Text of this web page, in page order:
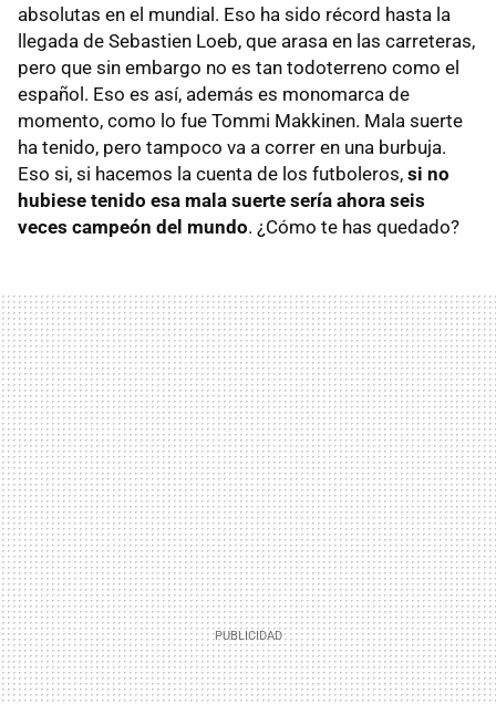
absolutas en el mundial. Eso ha sido récord hasta la
llegada de Sebastien Loeb, que arasa en las carreteras,
pero que sin embargo no es tan todoterreno como el
español. Eso es así, además es monomarca de
momento, como lo fue Tommi Makkinen. Mala suerte
ha tenido, pero tampoco va a correr en una burbuja.
Eso si, si hacemos la cuenta de los futboleros, si no
hubiese tenido esa mala suerte sería ahora seis
veces campeón del mundo. ¿Cómo te has quedado?